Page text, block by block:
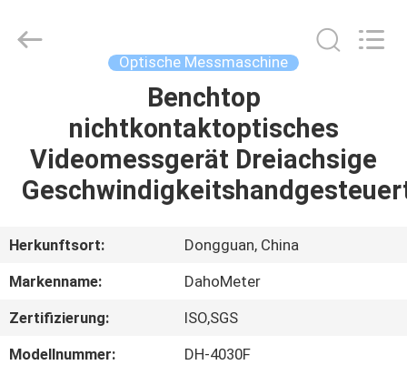
PRODUKTE
UNS
AUSFLUG
Developed
Optische Messmaschine
Benchtop
nichtkontaktoptisches
Videomessgerät Dreiachsige
Herkunftsort:
Dongguan, China
Markenname:
DahoMeter
Zertifizierung:
ISO,SGS
Modellnummer:
DH-4030F